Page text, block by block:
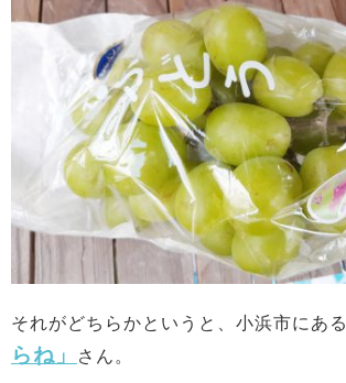
それがどちらかというと、小浜市にある
らね」
さん。